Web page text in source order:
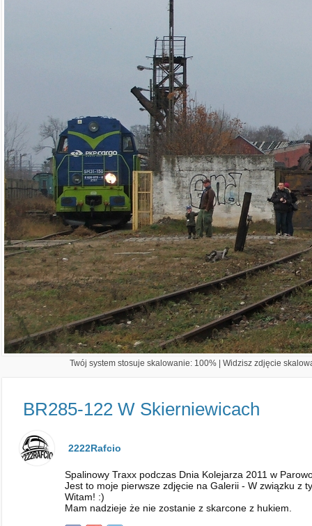
Twój system stosuje skalowanie: 100% | Widzisz zdjęcie
BR285-122 W Skierniewicach
2222Rafcio
Spalinowy Traxx podczas Dnia Kolejarza 2011 w
Jest to moje pierwsze zdjęcie na Galerii - W związku z
Witam! :)
Mam nadzieje że nie zostanie z skarcone z hukiem.